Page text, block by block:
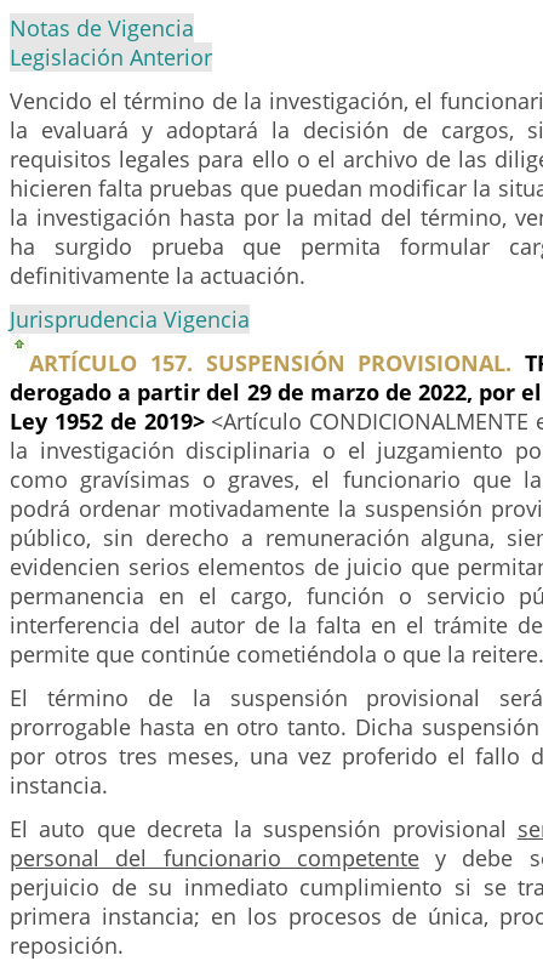
Notas de Vigencia
Legislación Anterior
Vencido el término de la investigación, el
la evaluará y adoptará la decisión de cargos,
requisitos legales para ello o el archivo de las
hicieren falta pruebas que puedan modificar la
la investigación hasta por la mitad del término,
ha surgido prueba que permita formular
definitivamente la actuación.
Jurisprudencia Vigencia
ARTÍCULO 157. SUSPENSIÓN PROVISIONAL.
derogado a partir del 29 de marzo de 2022, por
Ley 1952 de 2019> <Artículo
la investigación disciplinaria o el juzgamiento
como gravísimas o graves, el funcionario que
podrá ordenar motivadamente la suspensión
público, sin derecho a remuneración alguna,
evidencien serios elementos de juicio que
permanencia en el cargo, función o servicio
interferencia del autor de la falta en el trámite
permite que continúe cometiéndola o que la reitere.
El término de la suspensión provisional
prorrogable hasta en otro tanto. Dicha
por otros tres meses, una vez proferido el fallo
instancia.
El auto que decreta la suspensión provisional
personal del funcionario competentey debe
perjuicio de su inmediato cumplimiento si se
primera instancia; en los procesos de única,
reposición.